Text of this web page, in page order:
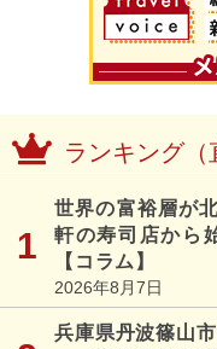
ランキング（
世界の富裕層が
軒の寿司店から
【コラム】
2026年8月7日
兵庫県丹波篠山